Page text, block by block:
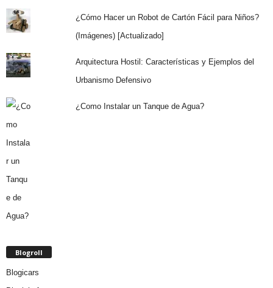
¿Cómo Hacer un Robot de Cartón Fácil para Niños?
(Imágenes) [Actualizado]
Arquitectura Hostil: Características y Ejemplos del
Urbanismo Defensivo
¿Como Instalar un Tanque de Agua?
Blogroll
Blogicars